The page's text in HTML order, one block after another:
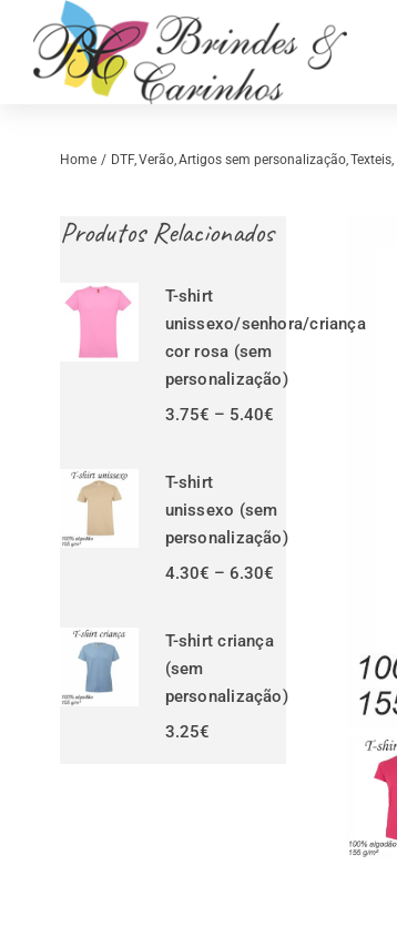
content
Retrosaria
Home DTF Verão Artigos sem personalização Texteis
Produtos Relacionados
T-shirt
unissexo/senhora/criança
cor rosa (sem
personalização)
3.75€ – 5.40€Price
T-shirt
unissexo (sem
personalização)
4.30€ – 6.30€Price
6.30€
T-shirt criança
(sem
personalização)
3.25€